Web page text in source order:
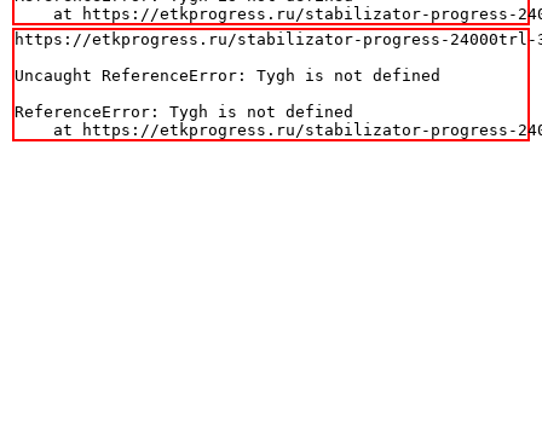
at https://etkprogress.ru/stabilizator-progress-
https://etkprogress.ru/stabilizator-progress-24000trl-3/
Uncaught ReferenceError: Tygh is not defined
ReferenceError: Tygh is not defined
at https://etkprogress.ru/stabilizator-progress-